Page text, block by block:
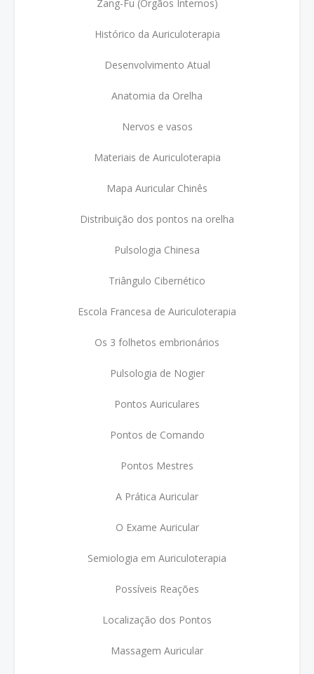
Zang-Fu (Órgãos Internos)
Histórico da Auriculoterapia
Desenvolvimento Atual
Anatomia da Orelha
Nervos e vasos
Materiais de Auriculoterapia
Mapa Auricular Chinês
Distribuição dos pontos na orelha
Pulsologia Chinesa
Triângulo Cibernético
Escola Francesa de Auriculoterapia
Os 3 folhetos embrionários
Pulsologia de Nogier
Pontos Auriculares
Pontos de Comando
Pontos Mestres
A Prática Auricular
O Exame Auricular
Semiologia em Auriculoterapia
Possíveis Reações
Localização dos Pontos
Massagem Auricular